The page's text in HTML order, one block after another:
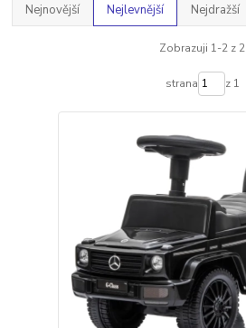
Nejnovější Nejlevnější Nejdražší
Zobrazuji 1-2 z 2
strana z 1